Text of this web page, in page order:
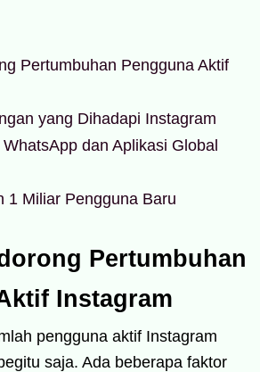
Pertumbuhan Pengguna Aktif
yang Dihadapi Instagram
dan Aplikasi Global
1 Miliar Pengguna Baru
Pertumbuhan
Instagram
pengguna aktif Instagram
saja. Ada beberapa faktor